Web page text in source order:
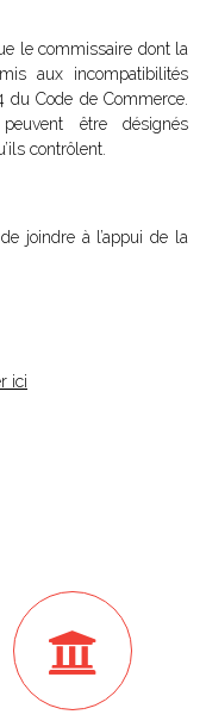
le commissaire dont la
aux incompatibilités
Code de Commerce.
être désignés
contrôlent.
joindre à l’appui de la
ici